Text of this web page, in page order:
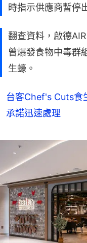
時指示供應商暫停
翻查資料，啟德
曾爆發食物中毒群
生蠔。
台客Chef's Cuts
承諾迅速處理